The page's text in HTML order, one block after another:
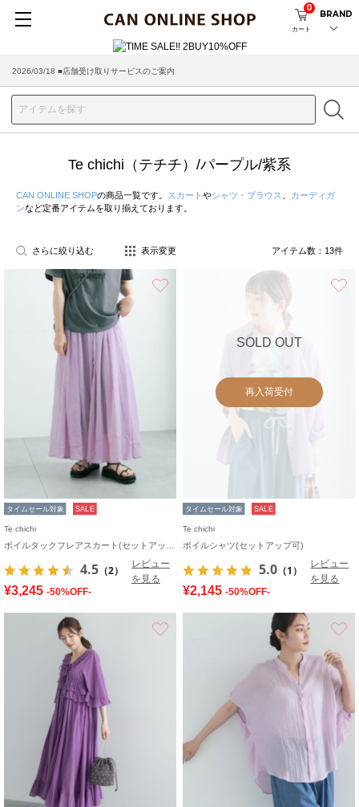
カート
0
BRAND
2026/03/18 ■店舗受け取りサービスのご案内
Te chichi（テチチ）/パープル/紫系
CAN ONLINE SHOPの商品一覧です。 スカート やシャツ・ブラウス
カーディガ
ンなど定番アイテムを取り揃えております。
さらに絞り込む 表示変更 アイテム数： 13件
タイムセール対象 SALE
Te chichi
4.5 （2）
レビュー
を見る
¥3,245 -50%OFF-
SOLD OUT
再入荷受付
タイムセール対象 SALE
Te chichi
ボイルシャツ(セットアップ可)
5.0 （1）
レビュー
を見る
¥2,145 -50%OFF-